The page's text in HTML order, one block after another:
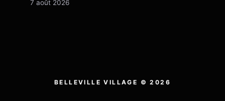
7 août 2026
BELLEVILLE VILLAGE © 2026